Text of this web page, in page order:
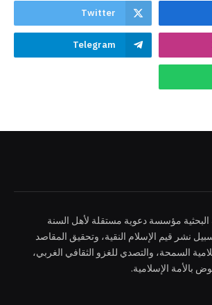
Twitter
Telegram
البحثية مؤسسة دعوية مستقلة لأهل السنة
نشر قيم الإسلام النقية، وتحقيق المقاصد
السمحة، والتصدي للغزو الثقافي الغربي،
بالأمة الإسلامية.